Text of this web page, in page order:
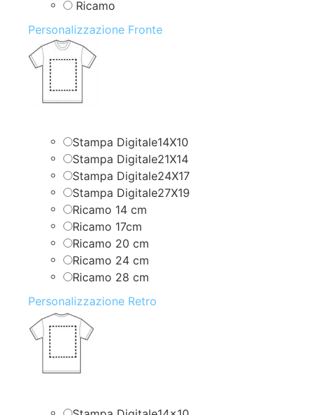
Ricamo
Personalizzazione Fronte
Stampa Digitale14X10
Stampa Digitale21X14
Stampa Digitale24X17
Stampa Digitale27X19
Ricamo 14 cm
Ricamo 17cm
Ricamo 20 cm
Ricamo 24 cm
Ricamo 28 cm
Personalizzazione Retro